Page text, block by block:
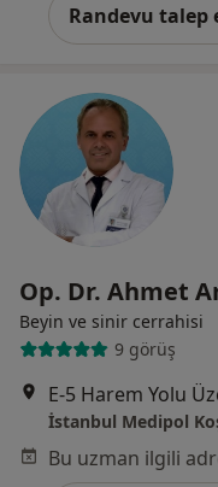
Randevu talep
Op. Dr. Ahmet
Beyin ve sinir cerrahisi
9 görüş
E-5 Harem Yolu
İstanbul Medipol